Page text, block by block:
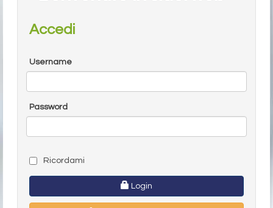
Accedi
Username
Password
Ricordami
Login